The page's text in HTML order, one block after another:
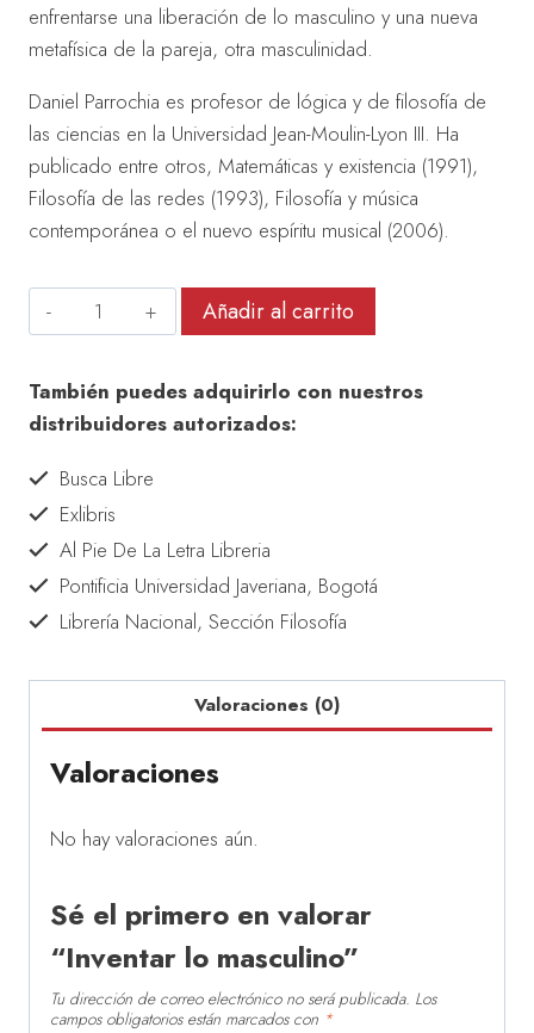
enfrentarse una liberación de lo masculino y una nueva
metafísica de la pareja, otra masculinidad.
Daniel Parrochia es profesor de lógica y de filosofía de
las ciencias en la Universidad Jean-Moulin-Lyon III. Ha
publicado entre otros, Matemáticas y existencia (1991),
Filosofía de las redes (1993), Filosofía y música
contemporánea o el nuevo espíritu musical (2006).
Inventar
lo
cantidad
Añadir al carrito
También puedes adquirirlo con nuestros
distribuidores autorizados:
Busca Libre
Exlibris
Al Pie De La Letra Libreria
Pontificia Universidad Javeriana, Bogotá
Librería Nacional, Sección Filosofía
Valoraciones (0)
Valoraciones
No hay valoraciones aún.
Sé el primero en valorar
“Inventar lo masculino”
Tu dirección de correo electrónico no será publicada. Los
campos obligatorios están marcados con *